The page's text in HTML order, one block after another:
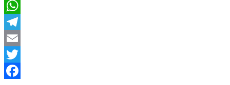
Copy
Link
WhatsApp
Telegram
Email
Twitter